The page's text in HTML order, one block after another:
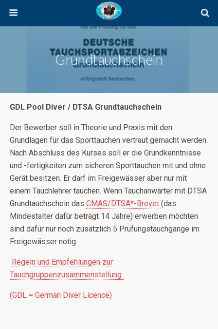
Grundtauchschein
GDL Pool Diver / DTSA Grundtauchschein
Der Bewerber soll in Theorie und Praxis mit den
Grundlagen für das Sporttauchen vertraut gemacht werden.
Nach Abschluss des Kurses soll er die Grundkenntnisse
und -fertigkeiten zum sicheren Sporttauchen mit und ohne
Gerät besitzen. Er darf im Freigewässer aber nur mit
einem Tauchlehrer tauchen. Wenn Tauchanwärter mit DTSA
Grundtauchschein das CMAS/DTSA*-Brevet (das
Mindestalter dafür beträgt 14 Jahre) erwerben möchten
sind dafür nur noch zusätzlich 5 Prüfungstauchgänge im
Freigewässer nötig.
Regeln und Empfehlungen zur
Tauchgruppenzusammenstellung
(GDL = German Diver Licence)